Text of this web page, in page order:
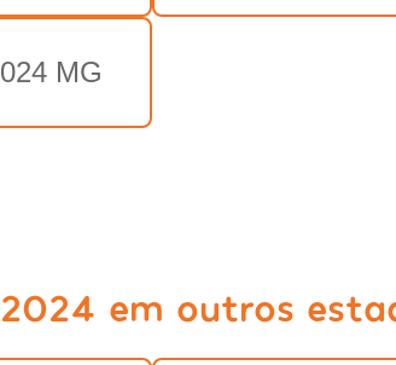
MG
em outros